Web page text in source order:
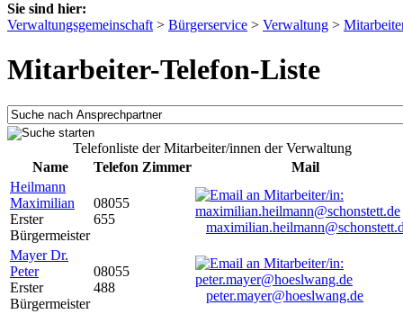
Sie sind hier:
Verwaltungsgemeinschaft > Bürgerservice > Verwaltung >
Mitarbeiter-Telefon-Liste
Telefonliste der Mitarbeiter/innen der Verwaltung
Name
Telefon Zimmer
Mail
Heilmann
Maximilian
Erster
Bürgermeister
08055
655
Mayer Dr.
Peter
Erster
Bürgermeister
08055
488
peter.mayer@hoeslwang.de